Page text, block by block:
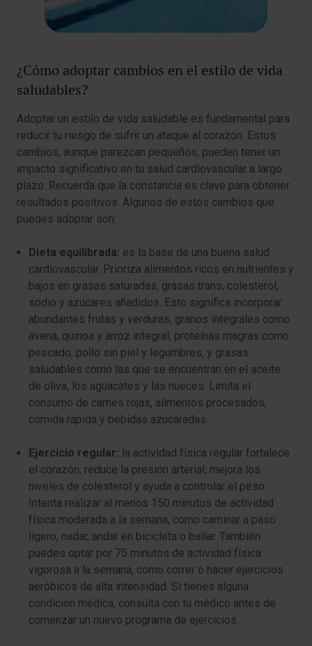
¿Cómo adoptar cambios en el estilo de vida
saludables?
Adoptar un estilo de vida saludable es fundamental para
reducir tu riesgo de sufrir un ataque al corazón. Estos
cambios, aunque parezcan pequeños, pueden tener un
impacto significativo en tu salud cardiovascular a largo
plazo. Recuerda que la constancia es clave para obtener
resultados positivos. Algunos de estos cambios que
puedes adoptar son:
Dieta equilibrada: es la base de una buena salud
cardiovascular. Prioriza alimentos ricos en nutrientes y
bajos en grasas saturadas, grasas trans, colesterol,
sodio y azúcares añadidos. Esto significa incorporar
abundantes frutas y verduras, granos integrales como
avena, quinoa y arroz integral, proteínas magras como
pescado, pollo sin piel y legumbres, y grasas
saludables como las que se encuentran en el aceite
de oliva, los aguacates y las nueces. Limita el
consumo de carnes rojas, alimentos procesados,
comida rápida y bebidas azucaradas.
Ejercicio regular: la actividad física regular fortalece
el corazón, reduce la presión arterial, mejora los
niveles de colesterol y ayuda a controlar el peso.
Intenta realizar al menos 150 minutos de actividad
física moderada a la semana, como caminar a paso
ligero, nadar, andar en bicicleta o bailar. También
puedes optar por 75 minutos de actividad física
vigorosa a la semana, como correr o hacer ejercicios
aeróbicos de alta intensidad. Si tienes alguna
condición médica, consulta con tu médico antes de
comenzar un nuevo programa de ejercicios.